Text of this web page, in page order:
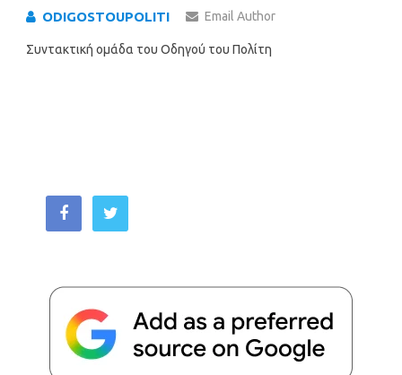
ODIGOSTOUPOLITI Email Author
Συντακτική ομάδα του Οδηγού του Πολίτη